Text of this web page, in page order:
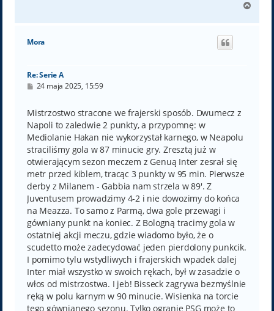
g
Mora
Re: Serie A
P
t
24 maja 2025, 15:59
Mistrzostwo stracone we frajerski sposób. Dwumecz z
Napoli to zaledwie 2 punkty, a przypomnę: w
Mediolanie Hakan nie wykorzystał karnego, w Neapolu
straciliśmy gola w 87 minucie gry. Zresztą już w
otwierającym sezon meczem z Genuą Inter zesrał się
metr przed kiblem, tracąc 3 punkty w 95 min. Pierwsze
derby z Milanem - Gabbia nam strzela w 89'. Z
Juventusem prowadzimy 4-2 i nie dowozimy do końca
na Meazza. To samo z Parmą, dwa gole przewagi i
gówniany punkt na koniec. Z Bologną tracimy gola w
ostatniej akcji meczu, gdzie wiadomo było, że o
scudetto może zadecydować jeden pierdolony punkcik.
I pomimo tylu wstydliwych i frajerskich wpadek dalej
Inter miał wszystko w swoich rękach, był w zasadzie o
włos od mistrzostwa. I jeb! Bisseck zagrywa bezmyślnie
ręką w polu karnym w 90 minucie. Wisienka na torcie
tego gównianego sezonu. Tylko ogranie PSG może to